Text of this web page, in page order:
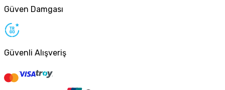
Güven Damgası
Güvenli Alışveriş